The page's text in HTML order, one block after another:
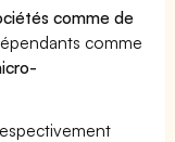
comme de
comme